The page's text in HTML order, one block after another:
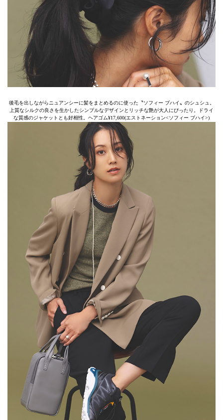
後毛を出しながらニュアンシーに髪をまとめるのに使った〝ソフィー ブハイ〟のシュシュ。
上質なシルクの良さを生かしたシンプルなデザインとリッチな艶が大人にぴったり。ドライ
な質感のジャケットとも好相性。ヘアゴム¥17,600(エストネーション<ソフィー ブハイ>)